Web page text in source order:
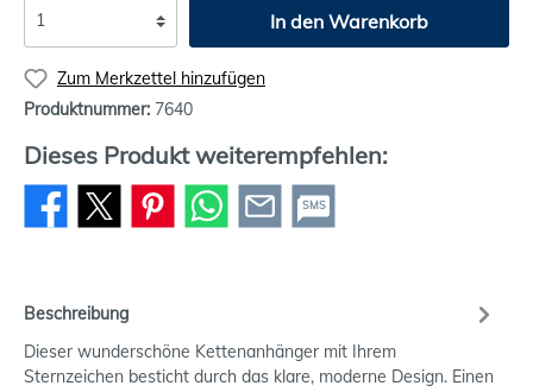
In den Warenkorb
Zum Merkzettel hinzufügen
Produktnummer: 7640
Dieses Produkt weiterempfehlen:
SMS
Beschreibung
Dieser wunderschöne Kettenanhänger mit Ihrem
Sternzeichen besticht durch das klare, moderne Design. Einen